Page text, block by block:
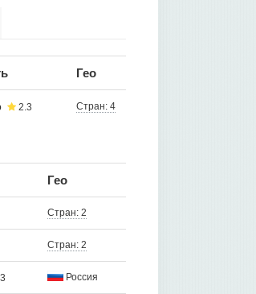
Гео
2.3 Стран: 4
Гео
Стран: 2
Стран: 2
Россия